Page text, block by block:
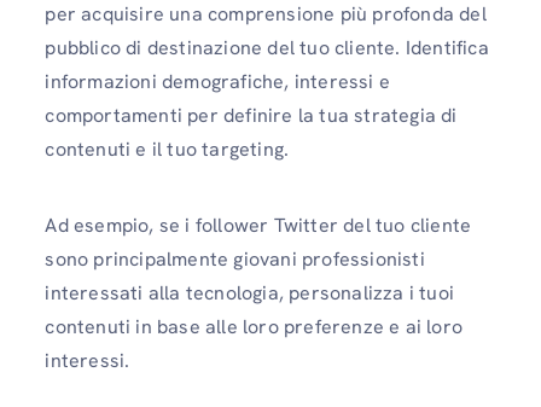
per acquisire una comprensione più profonda del
pubblico di destinazione del tuo cliente. Identifica
informazioni demografiche, interessi e
comportamenti per definire la tua strategia di
contenuti e il tuo targeting.
Ad esempio, se i follower Twitter del tuo cliente
sono principalmente giovani professionisti
interessati alla tecnologia, personalizza i tuoi
contenuti in base alle loro preferenze e ai loro
interessi.